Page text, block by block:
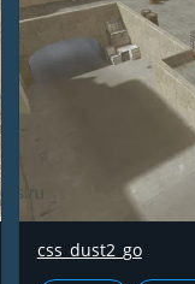
css_dust2_go